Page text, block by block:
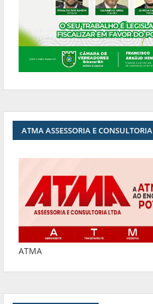
ATMA ASSESSORIA E CONSULTORIA
ATMA